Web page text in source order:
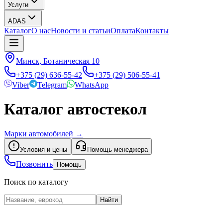
Услуги
ADAS
КаталогО насНовости и статьиОплатаКонтакты
Минск, Ботаническая 10
+375 (29) 636-55-42
+375 (29) 506-55-41
Viber
Telegram WhatsApp
Каталог автостекол
Марки автомобилей →
Условия и цены Помощь менеджера
Позвонить Помощь
Поиск по каталогу
Найти